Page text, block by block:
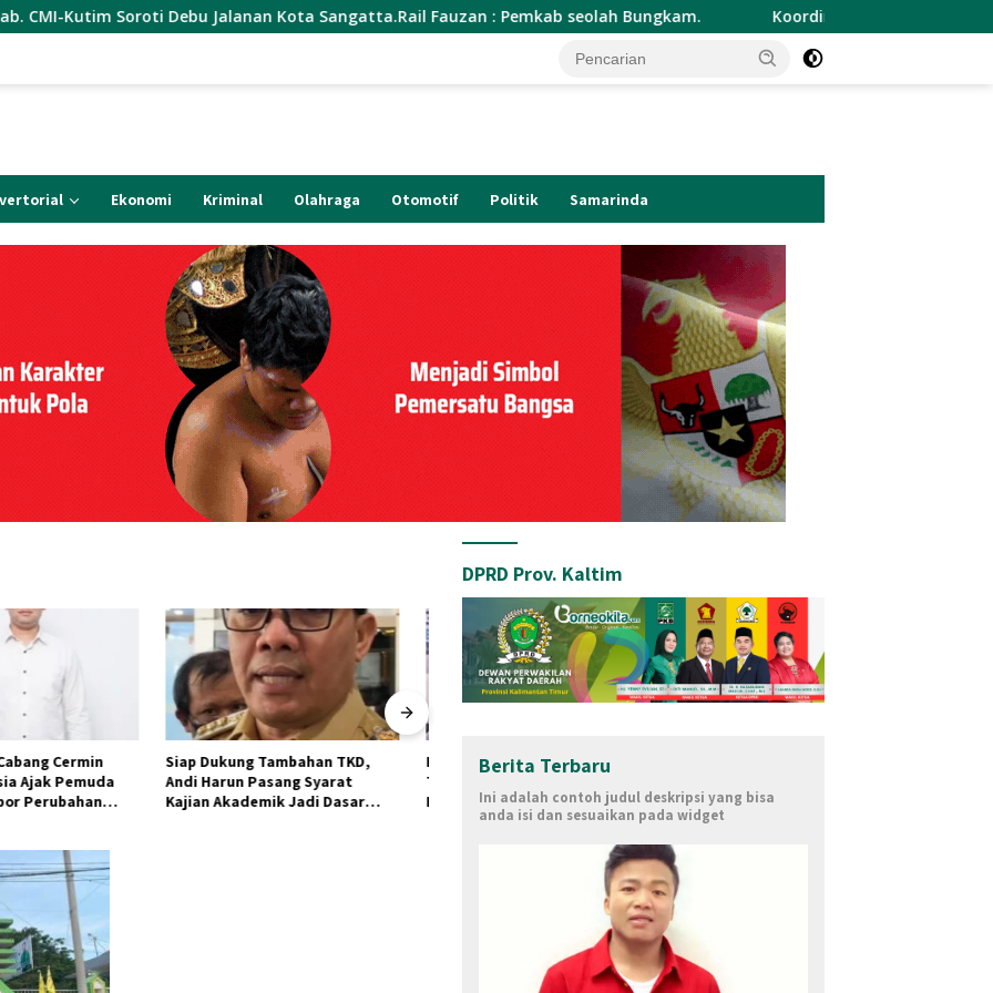
Debu Jalanan Kota Sangatta.Rail Fauzan : Pemkab seolah Bungkam. Koordinator Cabang Cermin Muda Indonesia
Ekonomi Kriminal Olahraga Otomotif Politik Samarinda
Tambahan TKD,
Pasang Syarat
Jadi Dasar
Komisi XII DPR RI Siapkan Rp11
Triliun untuk Percepat
Elektrifikasi Nasional, Kaltim
Syafruddin Dorong Percepatan
Pemadaman Listrik Tak Terkait
Pasokan Batu Bara
Dana Transfer bagi Daerah
Penghasil SDA
DPRD Prov. Kaltim
Berita Terbaru
Ini adalah contoh judul deskripsi yang bisa
anda isi dan sesuaikan pada widget